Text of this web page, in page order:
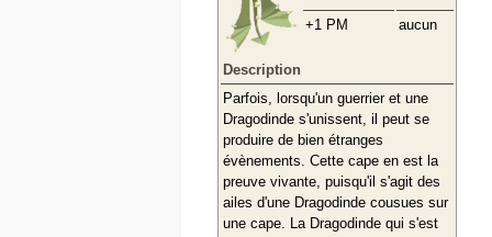
navigation
recherche
+1 PM aucun
Description
Parfois, lorsqu'un guerrier et une
Dragodinde s'unissent, il peut se
produire de bien étranges
évènements. Cette cape en est la
preuve vivante, puisqu'il s'agit des
ailes d'une Dragodinde cousues sur
une cape. La Dragodinde qui s'est